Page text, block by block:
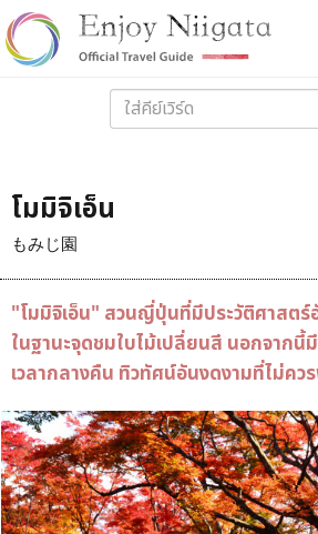
โมมิจิเอ็น
もみじ園
"โมมิจิเอ็น" สวนญี่ปุ่นที่มีประวัติศาสตร์
ในฐานะจุดชมใบไม้เปลี่ยนสี นอกจากนี้
เวลากลางคืน ทิวทัศน์อันงดงามที่ไม่คว